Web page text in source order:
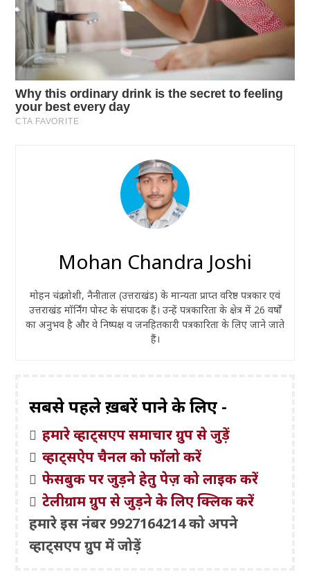
Mohan Chandra Joshi
मोहन चंद्र जोशी, नैनीताल (उत्तराखंड) के मान्यता प्राप्त वरिष्ठ पत्रकार एवं
उत्तराखंड मॉर्निंग पोस्ट के संपादक हैं। उन्हें पत्रकारिता के क्षेत्र में 26 वर्षों
का अनुभव है और वे निष्पक्ष व जनहितकारी पत्रकारिता के लिए जाने जाते
हैं।
सबसे पहले ख़बरें पाने के लिए -
हमारे व्हाट्सएप समाचार ग्रुप से जुड़ें
व्हाट्सऐप चैनल को फॉलो करें
फेसबुक पर जुड़ने हेतु पेज़ को लाइक करें
टेलीग्राम ग्रुप से जुड़ने के लिए क्लिक करें
हमारे इस नंबर 9927164214 को अपने
व्हाट्सएप ग्रुप में जोड़ें